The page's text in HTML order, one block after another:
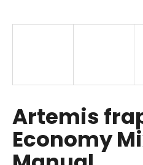
Artemis
Economy
j
?
HLEDAT